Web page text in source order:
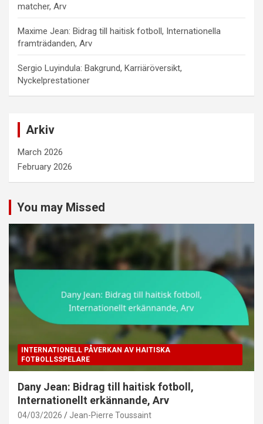
matcher, Arv
Maxime Jean: Bidrag till haitisk fotboll, Internationella
framträdanden, Arv
Sergio Luyindula: Bakgrund, Karriäröversikt,
Nyckelprestationer
Arkiv
March 2026
February 2026
You may Missed
INTERNATIONELL PÅVERKAN AV HAITISKA
FOTBOLLSSPELARE
Dany Jean: Bidrag till haitisk fotboll,
Internationellt erkännande, Arv
04/03/2026 Jean-Pierre Toussaint